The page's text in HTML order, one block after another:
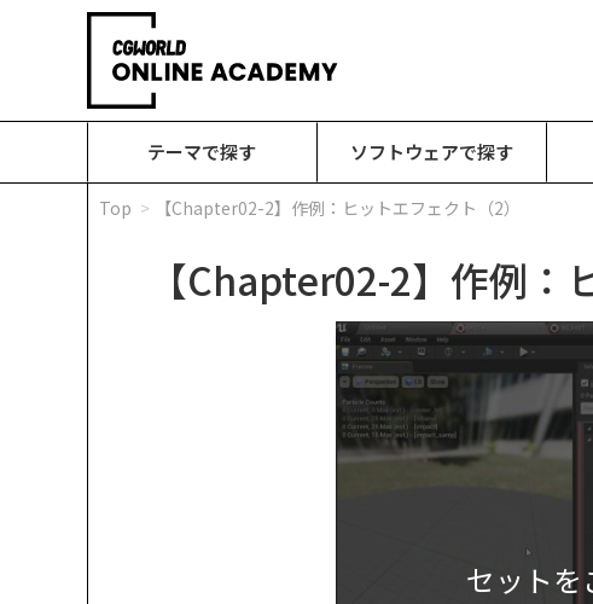
テーマで探す ソフトウェアで探す
Top 【Chapter02-2】作例：ヒットエフェクト（2）
【Chapter02-2】作例：
セットを